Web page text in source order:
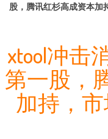
股，腾讯红杉高成资本加
xtool冲击
第一股，
加持，